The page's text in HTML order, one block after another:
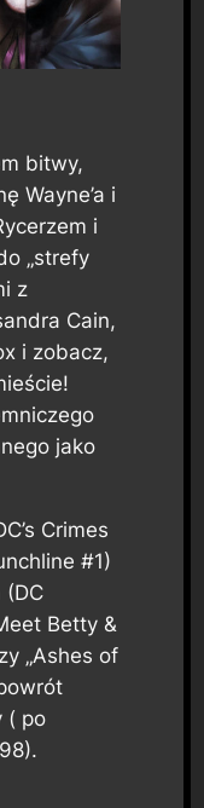
bitwy,
Wayne’a i
i
„strefy
z
Cain,
i zobacz,
jako
Crimes
#1)
(DC
Betty &
„Ashes of
( po